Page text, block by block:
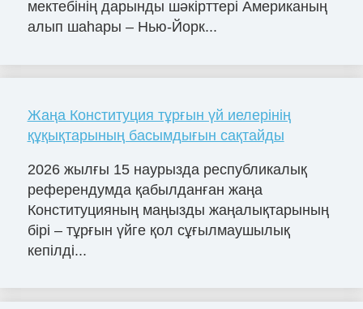
мектебінің дарынды шәкірттері Американың
алып шаһары – Нью-Йорк...
Жаңа Конституция тұрғын үй иелерінің
құқықтарының басымдығын сақтайды
2026 жылғы 15 наурызда республикалық
референдумда қабылданған жаңа
Конституцияның маңызды жаңалықтарының
бірі – тұрғын үйге қол сұғылмаушылық
кепілді...